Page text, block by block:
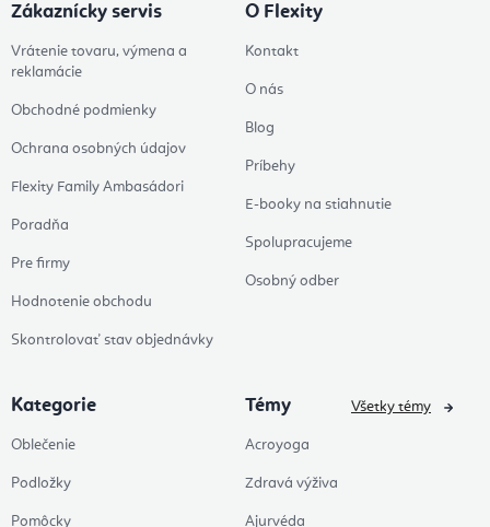
Zákaznícky servis
Vrátenie tovaru, výmena a
reklamácie
Obchodné podmienky
Ochrana osobných údajov
Flexity Family Ambasádori
Poradňa
Pre firmy
Hodnotenie obchodu
Skontrolovať stav objednávky
O Flexity
Kontakt
O nás
Blog
Príbehy
E-booky na stiahnutie
Spolupracujeme
Osobný odber
Kategorie
Oblečenie
Podložky
Pomôcky
Témy
Acroyoga
Zdravá výživa
Ajurvéda
Všetky témy